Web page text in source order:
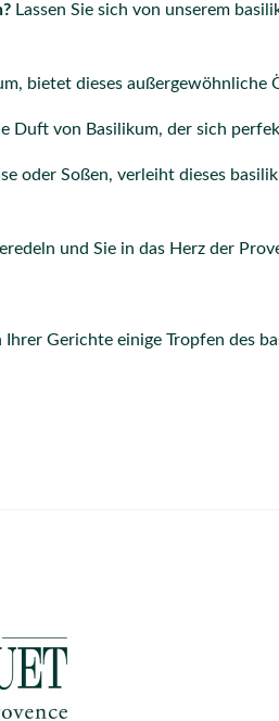
Lassen Sie sich von unserem
bietet dieses außergewöhnliche
Duft von Basilikum, der sich
oder Soßen, verleiht dieses
und Sie in das Herz der
Ihrer Gerichte einige Tropfen des